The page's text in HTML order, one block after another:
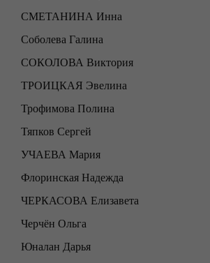
СМЕТАНИНА Инна
Соболева Галина
СОКОЛОВА Виктория
ТРОИЦКАЯ Эвелина
Трофимова Полина
Тяпков Сергей
УЧАЕВА Мария
Флоринская Надежда
ЧЕРКАСОВА Елизавета
Черчён Ольга
Юналан Дарья